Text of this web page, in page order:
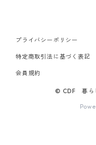
プライバシーポリシー
特定商取引法に基づく表記
会員規約
© CDF 暮ら